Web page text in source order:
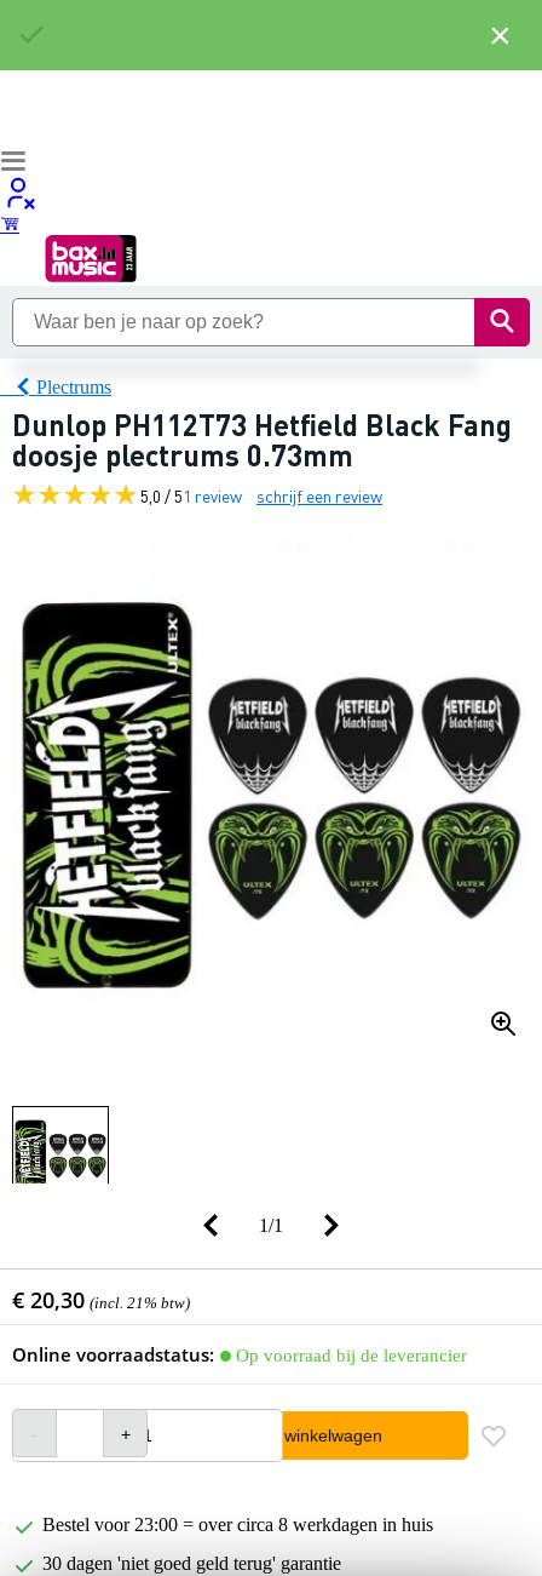
Plectrums
Dunlop PH112T73 Hetfield Black Fang
doosje plectrums 0.73mm
5,0 / 51 review schrijf een review
1/1
€ 20,30 (incl. 21% btw)
Online voorraadstatus: Op voorraad bij de leverancier
In winkelwagen
Bestel voor 23:00 = over circa 8 werkdagen in huis
30 dagen 'niet goed geld terug' garantie
×